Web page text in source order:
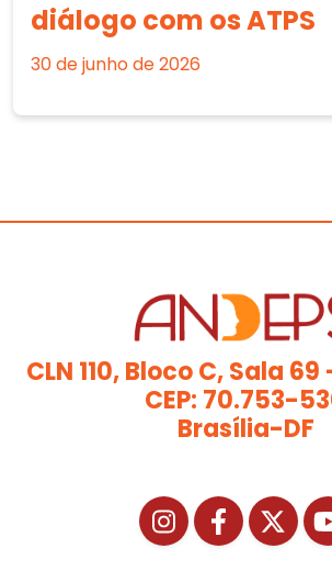
diálogo com os ATPS
30 de junho de 2026
CLN 110, Bloco C, Sala
CEP: 70.753-
Brasília-DF